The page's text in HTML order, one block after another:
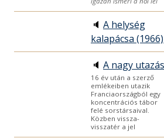
🔈 A helység
kalapácsa (1966)
🔈 A nagy utazás
16 év után a szerző
emlékeiben utazik
Franciaországból egy
koncentrációs tábor
felé sorstársaival.
Közben vissza-
visszatér a jel